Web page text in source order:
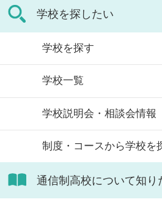
の記事では、
せた高校選び
生徒」などが
観がある人も
増加傾向にあ
在籍していま
信制高校には
ているかや、
ます。
学校を探したい
学校を探す
学校一覧
学校説明会・相談会情報
制度・コースから学校を
通信制高校について知り